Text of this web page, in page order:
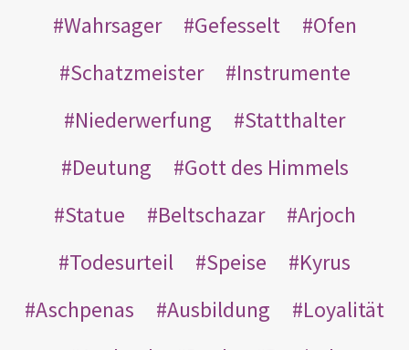
Wahrsager
Gefesselt
Ofen
Schatzmeister
Instrumente
Niederwerfung
Statthalter
Deutung
Gott des Himmels
Statue
Beltschazar
Arjoch
Todesurteil
Speise
Kyrus
Aschpenas
Ausbildung
Loyalität